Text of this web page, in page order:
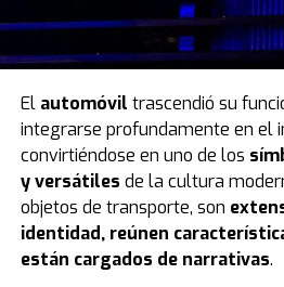
El automóvil trascendió su
integrarse profundamente en el
convirtiéndose en uno de los
y versátiles de la cultura
objetos de transporte, son
identidad, reúnen
están cargados de narrativas.